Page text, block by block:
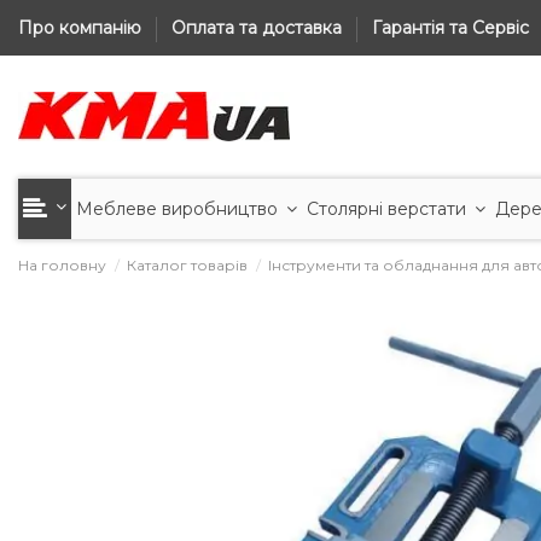
Про компанію Оплата та доставка Гарантія та Сервіс
Меблеве виробництво Столярні верстати
На головну Каталог товарів Інструменти та обладнання для